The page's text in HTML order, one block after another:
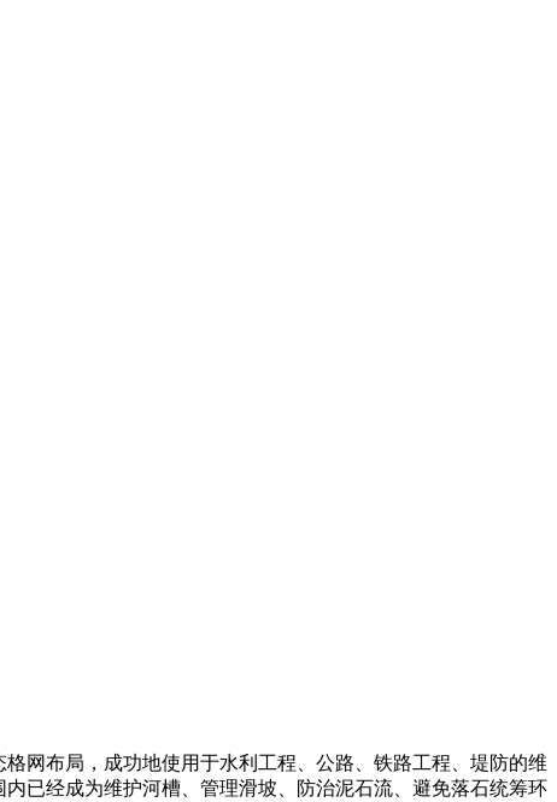
网布局，成功地使用于水利工程、公路、铁路工程、堤防的维
已经成为维护河槽、管理滑坡、防治泥石流、避免落石统筹环